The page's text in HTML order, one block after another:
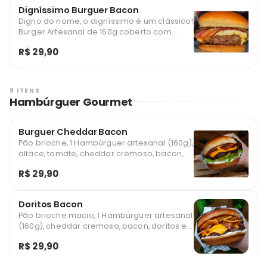
selado na manteiga.
Digníssimo Burguer Bacon
Digno do nome, o digníssimo é um clássico!
Burger Artesanal de 160g coberto com
bacon crocante, salada (alface, tomate e
R$ 29,90
8 ITENS
Hambúrguer Gourmet
Burguer Cheddar Bacon
Pão brioche, 1 Hambúrguer artesanal (160g),
alface, tomate, cheddar cremoso, bacon,
Delicioso hambúrguer com muito bacon.
R$ 29,90
Doritos Bacon
Pão brioche macio, 1 Hambúrguer artesanal
(160g), cheddar cremoso, bacon, doritos e
sabor único.
R$ 29,90